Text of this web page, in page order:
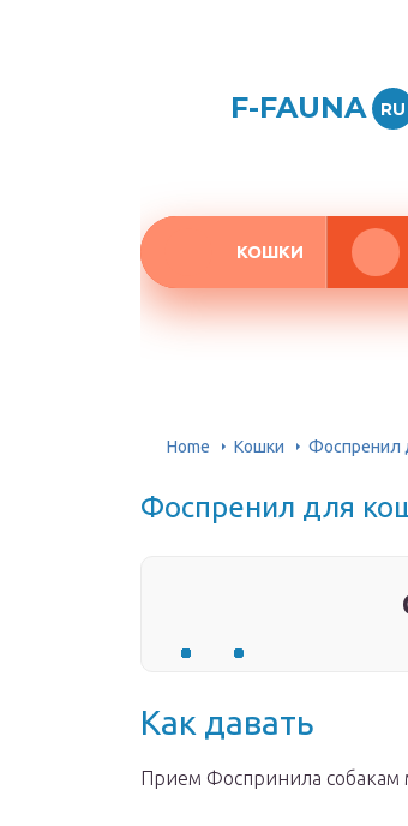
F-FAUNA RU
КОШКИ
Home Кошки Фоспренил
Фоспренил для
Как давать
Прием Фоспринила собакам